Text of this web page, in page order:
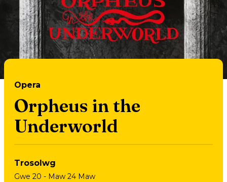
Opera
Orpheus in the
Underworld
Trosolwg
Gwe 20 - Maw 24 Maw